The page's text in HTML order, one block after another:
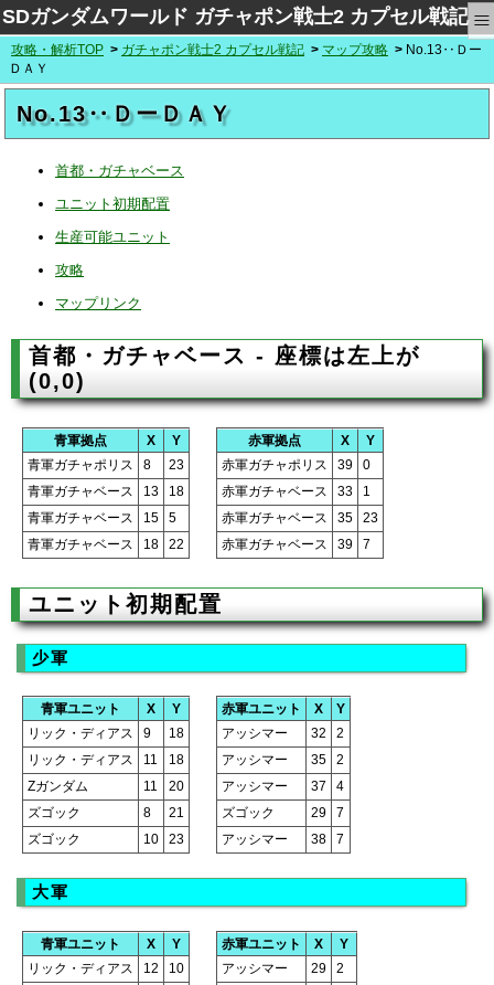
SDガンダムワールド ガチャポン戦士2 カプセル戦記 ≡
攻略・解析TOP ガチャポン戦士2 カプセル戦記 マップ攻略
No.13‥Ｄー
ＤＡＹ
No.13‥ＤーＤＡＹ
首都・ガチャベース
ユニット初期配置
生産可能ユニット
攻略
マップリンク
首都・ガチャベース - 座標は左上が
(0,0)
青軍拠点 X
Y
青軍ガチャポリス
8
23
青軍ガチャベース
13
18
青軍ガチャベース
15
5
青軍ガチャベース
18 22
赤軍拠点 X
Y
赤軍ガチャポリス
39
0
赤軍ガチャベース
33
1
赤軍ガチャベース
35
23
赤軍ガチャベース
39 7
ユニット初期配置
少軍
青軍ユニット X
Y
リック・ディアス
9
18
リック・ディアス
11
18
Zガンダム
11
20
ズゴック
8
21
ズゴック
10 23
赤軍ユニット X
Y
アッシマー
32
2
アッシマー
35
2
アッシマー
37
4
ズゴック
29
7
アッシマー
38 7
大軍
青軍ユニット X
Y
リック・ディアス
12
10
赤軍ユニット X
Y
アッシマー
29
2